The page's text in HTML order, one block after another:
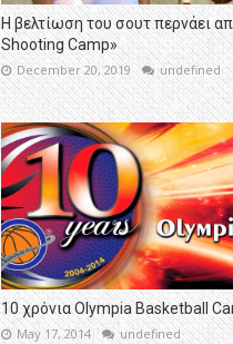
Η βελτίωση του σουτ περνάει
Shooting Camp»
December 20, 2019 undefined
10 χρόνια Olympia Basketball
May 17, 2014 undefined